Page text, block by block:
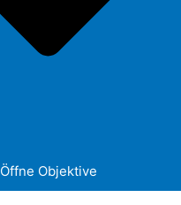
Öffne Objektive